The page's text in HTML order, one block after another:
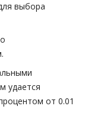
выбора
удается
от 0.01